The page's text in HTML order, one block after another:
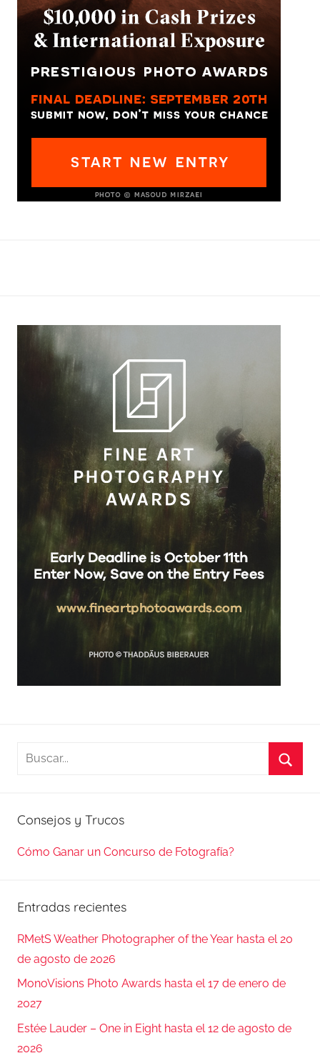
Buscar:
Consejos y Trucos
Cómo Ganar un Concurso de Fotografía?
Entradas recientes
RMetS Weather Photographer of the Year hasta el 20
de agosto de 2026
MonoVisions Photo Awards hasta el 17 de enero de
2027
Estée Lauder – One in Eight hasta el 12 de agosto de
2026